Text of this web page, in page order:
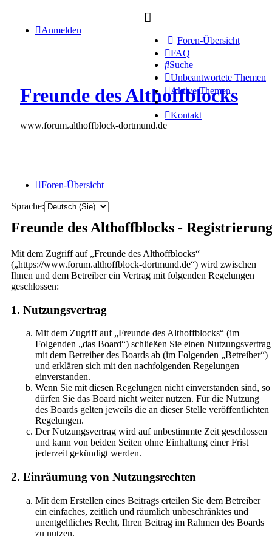
Foren-Übersicht
FAQ
Suche
Unbeantwortete Themen
Aktive Themen
Kontakt
Anmelden
Freunde des Althoffblocks
www.forum.althoffblock-dortmund.de
Foren-Übersicht
Sprache:
Freunde des Althoffblocks - Registrierung
Mit dem Zugriff auf „Freunde des Althoffblocks“
(„https://www.forum.althoffblock-dortmund.de“) wird zwischen
Ihnen und dem Betreiber ein Vertrag mit folgenden Regelungen
geschlossen:
1. Nutzungsvertrag
Mit dem Zugriff auf „Freunde des Althoffblocks“ (im
Folgenden „das Board“) schließen Sie einen Nutzungsvertrag
mit dem Betreiber des Boards ab (im Folgenden „Betreiber“)
und erklären sich mit den nachfolgenden Regelungen
einverstanden.
Wenn Sie mit diesen Regelungen nicht einverstanden sind, so
dürfen Sie das Board nicht weiter nutzen. Für die Nutzung
des Boards gelten jeweils die an dieser Stelle veröffentlichten
Regelungen.
Der Nutzungsvertrag wird auf unbestimmte Zeit geschlossen
und kann von beiden Seiten ohne Einhaltung einer Frist
jederzeit gekündigt werden.
2. Einräumung von Nutzungsrechten
Mit dem Erstellen eines Beitrags erteilen Sie dem Betreiber
ein einfaches, zeitlich und räumlich unbeschränktes und
unentgeltliches Recht, Ihren Beitrag im Rahmen des Boards
zu nutzen.